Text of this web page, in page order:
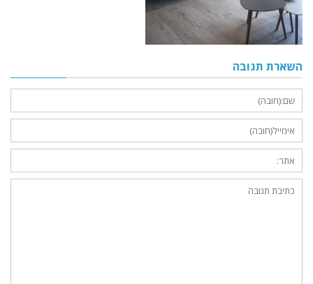
השארת תגובה